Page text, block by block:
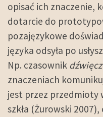
opisać ich znaczenie,
dotarcie do
pozajęzykowe
języka odsyła po
Np. czasownik
znaczeniach
jest przez przedmioty
szkła (Żurowski